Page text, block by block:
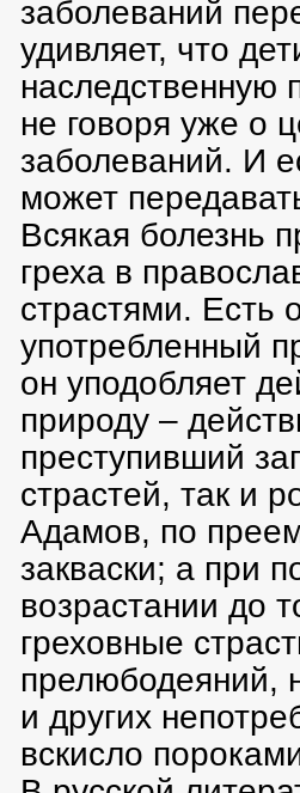
заболеваний
удивляет, что
наследственную
не говоря уже о
заболеваний. И
может
Всякая болезнь
греха в
страстями. Есть
употребленный
он уподобляет
природу –
преступивший
страстей, так и
Адамов, по
закваски; а при
возрастании до
греховные
прелюбодеяний,
и других
вскисло